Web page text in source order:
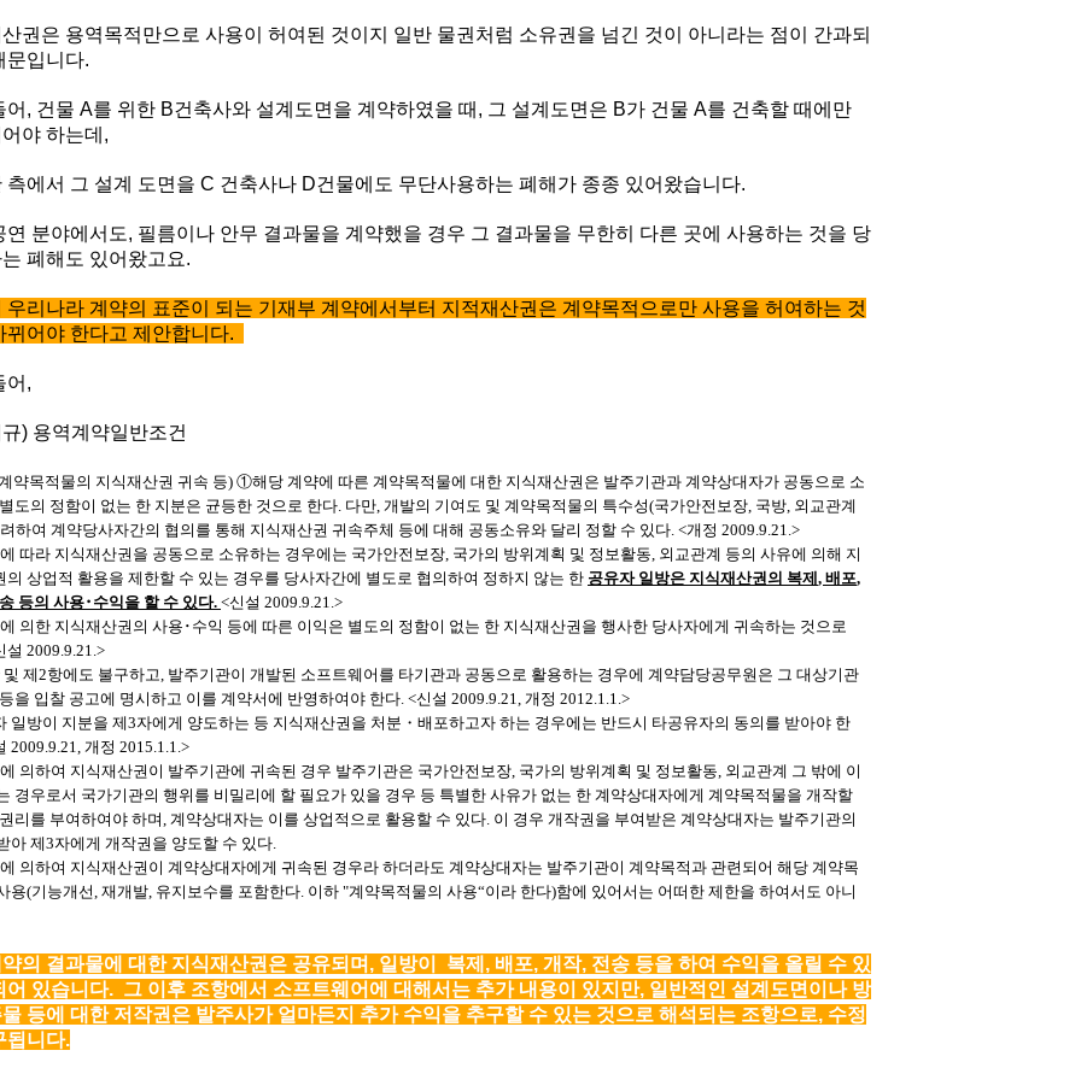
권은 용역목적만으로 사용이 허여된 것이지 일반 물권처럼 소유권을 넘긴 것이 아니라는 점이 간과되
문입니다.
어, 건물 A를 위한 B건축사와 설계도면을 계약하였을 때, 그 설계도면은 B가 건물 A를 건축할 때에만
야 하는데,
측에서 그 설계 도면을 C 건축사나 D건물에도 무단사용하는 폐해가 종종 있어왔습니다.
연 분야에서도, 필름이나 안무 결과물을 계약했을 경우 그 결과물을 무한히 다른 곳에 사용하는 것을 당
폐해도 있어왔고요.
우리나라 계약의 표준이 되는 기재부 계약에서부터 지적재산권은 계약목적으로만 사용을 허여하는 것
뀌어야 한다고 제안합니다.
어,
) 용역계약일반조건
약목적물의 지식재산권 귀속 등) ①해당 계약에 따른 계약목적물에 대한 지식재산권은 발주기관과 계약상대자가 공동으로 소
별도의 정함이 없는 한 지분은 균등한 것으로 한다. 다만, 개발의 기여도 및 계약목적물의 특수성(국가안전보장, 국방, 외교관계
하여 계약당사자간의 협의를 통해 지식재산권 귀속주체 등에 대해 공동소유와 달리 정할 수 있다. <개정 2009.9.21.>
따라 지식재산권을 공동으로 소유하는 경우에는 국가안전보장, 국가의 방위계획 및 정보활동, 외교관계 등의 사유에 의해 지
의 상업적 활용을 제한할 수 있는 경우를 당사자간에 별도로 협의하여 정하지 않는 한 공유자 일방은 지식재산권의 복제 , 배포,
등의 사용･ 수익을 할 수 있다. <신설 2009.9.21.>
의한 지식재산권의 사용 ･ 수익 등에 따른 이익은 별도의 정함이 없는 한 지식재산권을 행사한 당사자에게 귀속하는 것으로
설 2009.9.21.>
및 제2항에도 불구하고, 발주기관이 개발된 소프트웨어를 타기관과 공동으로 활용하는 경우에 계약담당공무원은 그 대상기관
을 입찰 공고에 명시하고 이를 계약서에 반영하여야 한다. <신설 2009.9.21, 개정 2012.1.1.>
일방이 지분을 제3자에게 양도하는 등 지식재산권을 처분 ・ 배포하고자 하는 경우에는 반드시 타공유자의 동의를 받아야 한
2009.9.21, 개정 2015.1.1.>
의하여 지식재산권이 발주기관에 귀속된 경우 발주기관은 국가안전보장, 국가의 방위계획 및 정보활동, 외교관계 그 밖에 이
경우로서 국가기관의 행위를 비밀리에 할 필요가 있을 경우 등 특별한 사유가 없는 한 계약상대자에게 계약목적물을 개작할
리를 부여하여야 하며, 계약상대자는 이를 상업적으로 활용할 수 있다. 이 경우 개작권을 부여받은 계약상대자는 발주기관의
아 제3자에게 개작권을 양도할 수 있다.
의하여 지식재산권이 계약상대자에게 귀속된 경우라 하더라도 계약상대자는 발주기관이 계약목적과 관련되어 해당 계약목
용(기능개선, 재개발, 유지보수를 포함한다. 이하 "계약목적물의 사용“이라 한다)함에 있어서는 어떠한 제한을 하여서도 아니
의 결과물에 대한 지식재산권은 공유되며, 일방이 복제, 배포, 개작, 전송 등을 하여 수익을 올릴 수 있
어 있습니다. 그 이후 조항에서 소프트웨어에 대해서는 추가 내용이 있지만, 일반적인 설계도면이나 방
등에 대한 저작권은 발주사가 얼마든지 추가 수익을 추구할 수 있는 것으로 해석되는 조항으로, 수정
됩니다.